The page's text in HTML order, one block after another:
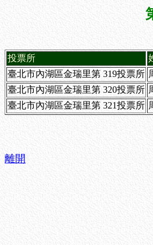
投票所
臺北市內湖區金瑞里第 319投票所
臺北市內湖區金瑞里第 320投票所
臺北市內湖區金瑞里第 321投票所
離開